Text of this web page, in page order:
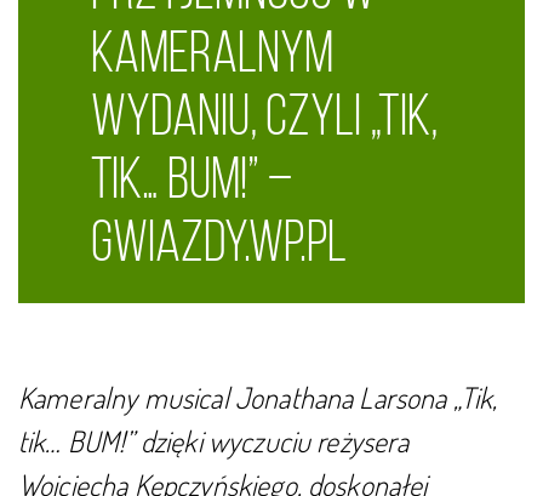
kameralnym
wydaniu, czyli „Tik,
tik… BUM!” –
gwiazdy.wp.pl
Kameralny musical Jonathana Larsona „Tik,
tik… BUM!” dzięki wyczuciu reżysera
Wojciecha Kępczyńskiego, doskonałej